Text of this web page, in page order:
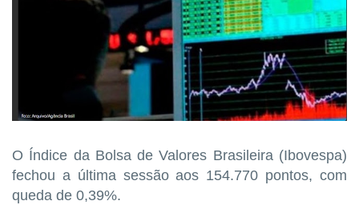
O Índice da Bolsa de Valores Brasileira (Ibovespa)
fechou a última sessão aos 154.770 pontos, com
queda de 0,39%.